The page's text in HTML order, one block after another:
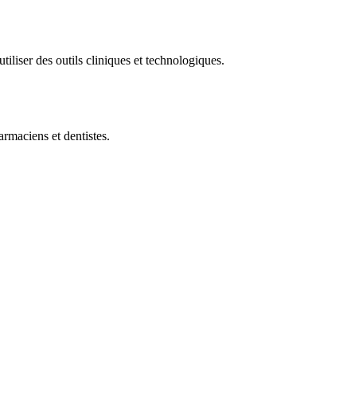
des outils cliniques et technologiques.
et dentistes.